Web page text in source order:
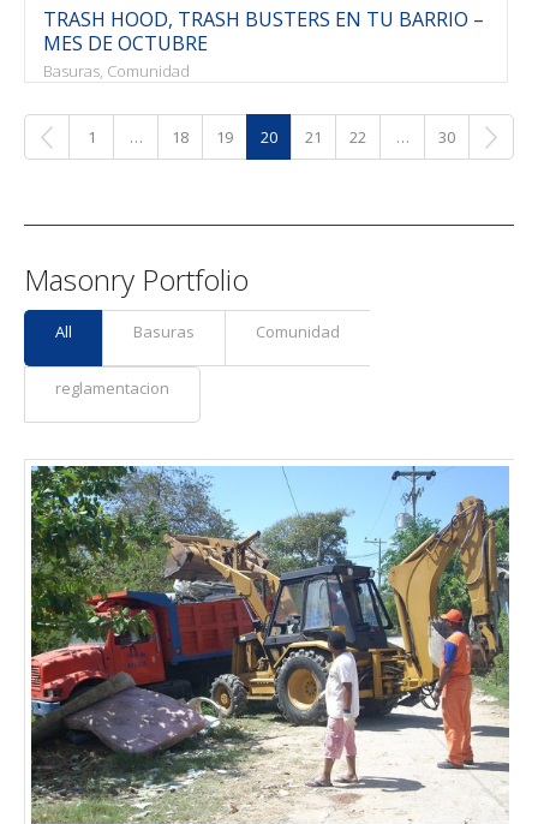
TRASH HOOD, TRASH BUSTERS EN TU BARRIO –
MES DE OCTUBRE
Basuras, Comunidad
1 … 18 19 20 21 22 … 30
Masonry Portfolio
All Basuras Comunidad
reglamentacion